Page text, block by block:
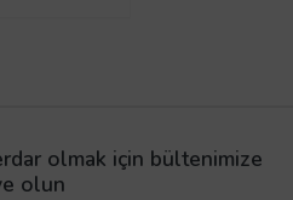
olmak için bültenimize
olun